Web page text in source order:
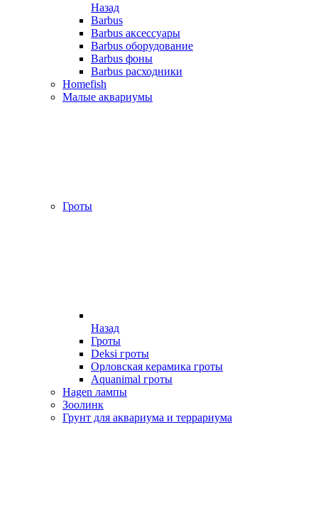
Назад
Barbus
Barbus аксессуары
Barbus оборудование
Barbus фоны
Barbus расходники
Homefish
Малые аквариумы
Гроты
Назад
Гроты
Deksi гроты
Орловская керамика гроты
Aquanimal гроты
Hagen лампы
Зоолинк
Грунт для аквариума и террариума